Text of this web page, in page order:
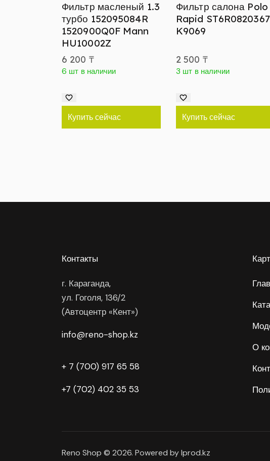
Фильтр масленый 1.3
турбо 152095084R
1520900Q0F Mann
HU10002Z
6 200 ₸
6 шт в наличии
Купить сейчас
Фильтр салона Polo
Rapid ST6R0820367
K9069
2 500 ₸
3 шт в наличии
Купить сейчас
Контакты
г. Караганда,
ул. Гоголя, 136/2
(Автоцентр «Кент»)
info@reno-shop.kz
+ 7 (700) 917 65 58
+7 (702) 402 35 53
О
Reno Shop © 2026. Powered by Iprod.kz